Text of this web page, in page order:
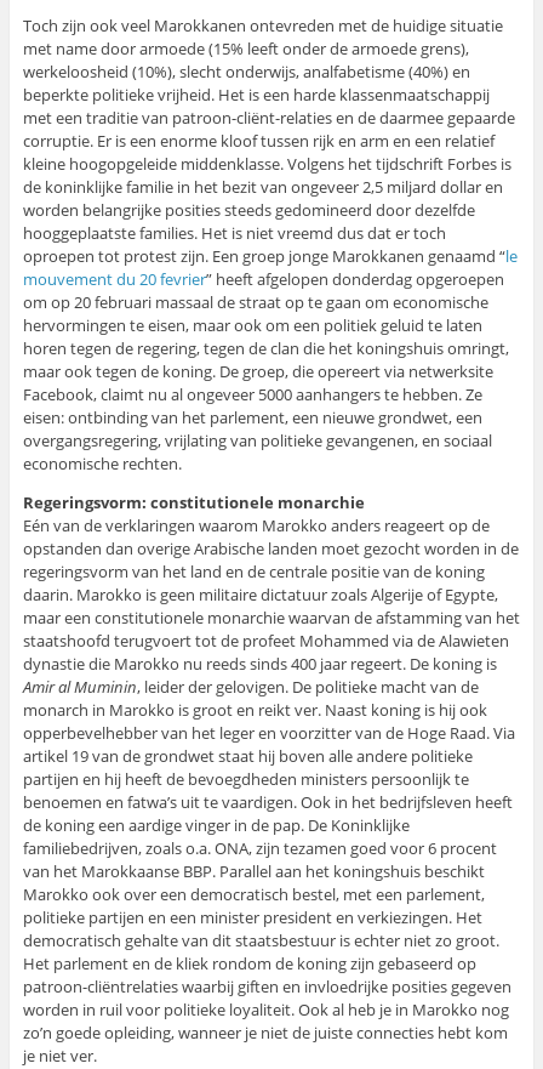
Toch zijn ook veel Marokkanen ontevreden met de huidige situatie
met name door armoede (15% leeft onder de armoede grens),
werkeloosheid (10%), slecht onderwijs, analfabetisme (40%) en
beperkte politieke vrijheid. Het is een harde klassenmaatschappij
met een traditie van patroon-cliënt-relaties en de daarmee gepaarde
corruptie. Er is een enorme kloof tussen rijk en arm en een relatief
kleine hoogopgeleide middenklasse. Volgens het tijdschrift Forbes is
de koninklijke familie in het bezit van ongeveer 2,5 miljard dollar en
worden belangrijke posities steeds gedomineerd door dezelfde
hooggeplaatste families. Het is niet vreemd dus dat er toch
oproepen tot protest zijn. Een groep jonge Marokkanen genaamd “le
mouvement du 20 fevrier” heeft afgelopen donderdag opgeroepen
om op 20 februari massaal de straat op te gaan om economische
hervormingen te eisen, maar ook om een politiek geluid te laten
horen tegen de regering, tegen de clan die het koningshuis omringt,
maar ook tegen de koning. De groep, die opereert via netwerksite
Facebook, claimt nu al ongeveer 5000 aanhangers te hebben. Ze
eisen: ontbinding van het parlement, een nieuwe grondwet, een
overgangsregering, vrijlating van politieke gevangenen, en sociaal
economische rechten.
Regeringsvorm: constitutionele monarchie
Eén van de verklaringen waarom Marokko anders reageert op de
opstanden dan overige Arabische landen moet gezocht worden in de
regeringsvorm van het land en de centrale positie van de koning
daarin. Marokko is geen militaire dictatuur zoals Algerije of Egypte,
maar een constitutionele monarchie waarvan de afstamming van het
staatshoofd terugvoert tot de profeet Mohammed via de Alawieten
dynastie die Marokko nu reeds sinds 400 jaar regeert. De koning is
Amir al Muminin, leider der gelovigen. De politieke macht van de
monarch in Marokko is groot en reikt ver. Naast koning is hij ook
opperbevelhebber van het leger en voorzitter van de Hoge Raad. Via
artikel 19 van de grondwet staat hij boven alle andere politieke
partijen en hij heeft de bevoegdheden ministers persoonlijk te
benoemen en fatwa’s uit te vaardigen. Ook in het bedrijfsleven heeft
de koning een aardige vinger in de pap. De Koninklijke
familiebedrijven, zoals o.a. ONA, zijn tezamen goed voor 6 procent
van het Marokkaanse BBP. Parallel aan het koningshuis beschikt
Marokko ook over een democratisch bestel, met een parlement,
politieke partijen en een minister president en verkiezingen. Het
democratisch gehalte van dit staatsbestuur is echter niet zo groot.
Het parlement en de kliek rondom de koning zijn gebaseerd op
patroon-cliëntrelaties waarbij giften en invloedrijke posities gegeven
worden in ruil voor politieke loyaliteit. Ook al heb je in Marokko nog
zo’n goede opleiding, wanneer je niet de juiste connecties hebt kom
je niet ver.